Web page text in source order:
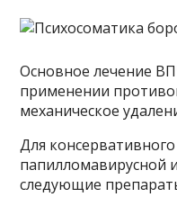
Основное лечение
применении
механическое
Для
папилломавирусной
следующие